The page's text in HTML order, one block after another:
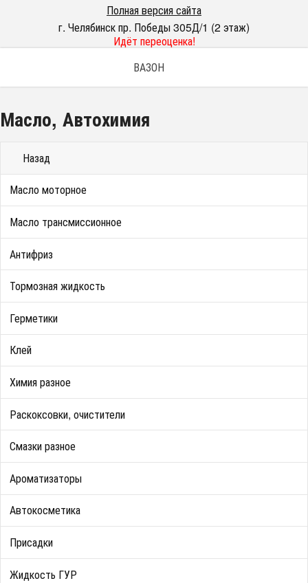
Полная версия сайта
г. Челябинск пр. Победы 305Д/1 (2 этаж)
Идёт переоценка!
ВАЗОН
Масло, Автохимия
Назад
Масло моторное
Масло трансмиссионное
Антифриз
Тормозная жидкость
Герметики
Клей
Химия разное
Раскоксовки, очистители
Смазки разное
Ароматизаторы
Автокосметика
Присадки
Жидкость ГУР